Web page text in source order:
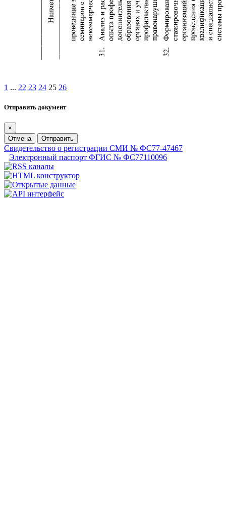
1 ... 22 23 24 25 26
Отправить документ
×
Отмена
Отправить
Свидетельство о регистрации СМИ № ФС77-47467
Электронный паспорт ФГИС № ФС77110096